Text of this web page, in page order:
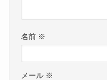
名前 ※
メール ※